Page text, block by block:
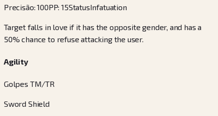
Precisão:100PP:15StatusInfatuation
Target falls in love if it has the opposite gender, and has a
50% chance to refuse attacking the user.
Agility
Golpes TM/TR
Sword Shield